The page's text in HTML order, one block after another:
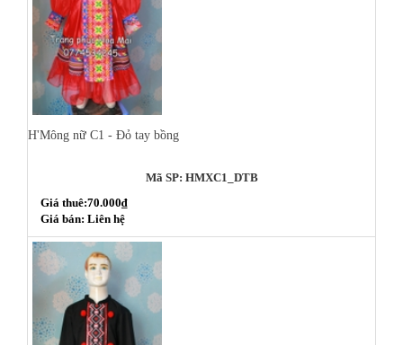
H'Mông nữ C1 - Đỏ tay bồng
Mã SP: HMXC1_DTB
Giá thuê:70.000₫
Giá bán: Liên hệ